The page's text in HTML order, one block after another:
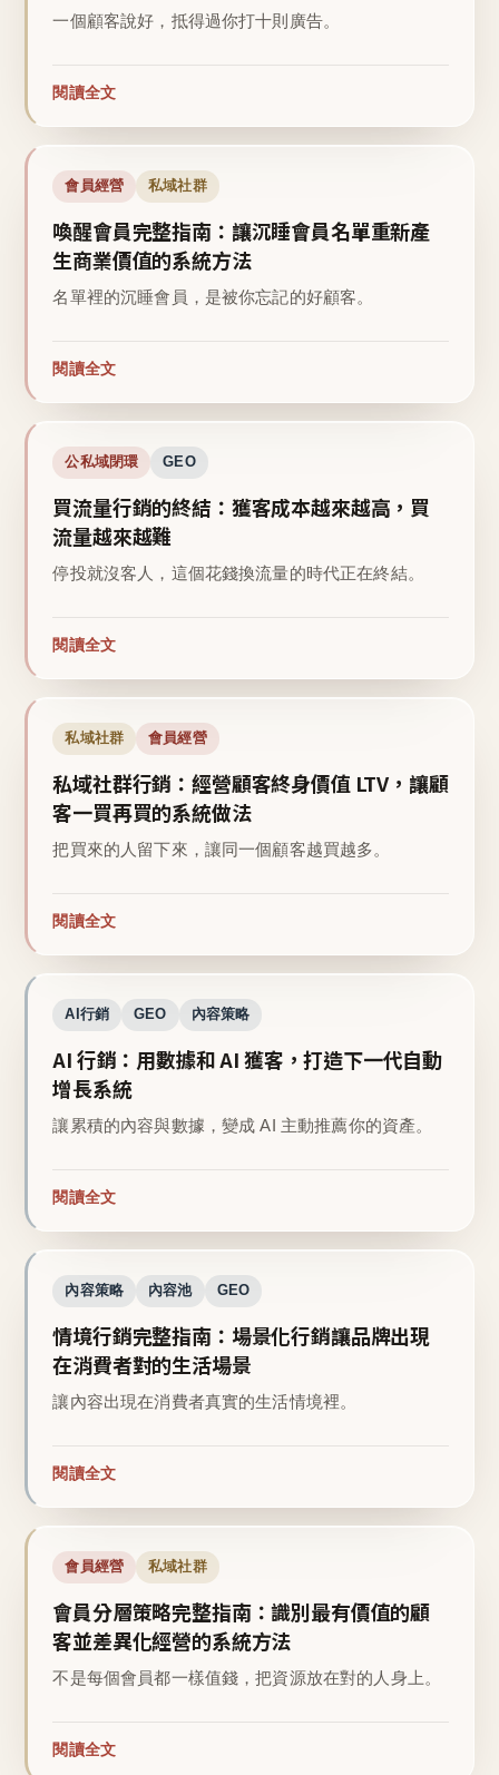
一個顧客說好，抵得過你打十則廣告。
閱讀全文
會員經營 私域社群
喚醒會員完整指南：讓沉睡會員名單重新產
生商業價值的系統方法
名單裡的沉睡會員，是被你忘記的好顧客。
閱讀全文
公私域閉環 GEO
買流量行銷的終結：獲客成本越來越高，買
流量越來越難
停投就沒客人，這個花錢換流量的時代正在終結。
閱讀全文
私域社群 會員經營
私域社群行銷：經營顧客終身價值 LTV，讓顧
客一買再買的系統做法
把買來的人留下來，讓同一個顧客越買越多。
閱讀全文
AI行銷 GEO 內容策略
AI 行銷：用數據和 AI 獲客，打造下一代自動
增長系統
讓累積的內容與數據，變成 AI 主動推薦你的資產。
閱讀全文
內容策略 內容池 GEO
情境行銷完整指南：場景化行銷讓品牌出現
在消費者對的生活場景
讓內容出現在消費者真實的生活情境裡。
閱讀全文
會員經營 私域社群
會員分層策略完整指南：識別最有價值的顧
客並差異化經營的系統方法
不是每個會員都一樣值錢，把資源放在對的人身上。
閱讀全文